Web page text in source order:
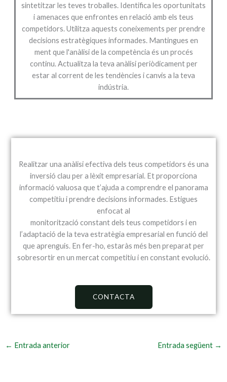
sintetitzar les teves troballes. Identifica les oportunitats
i amenaces que enfrontes en relació amb els teus
competidors. Utilitza aquests coneixements per prendre
decisions estratègiques informades. Mantingues en
ment que l'anàlisi de la competència és un procés
continu. Actualitza la teva anàlisi periòdicament per
estar al corrent de les tendències i canvis a la teva
indústria.
Realitzar una anàlisi efectiva dels teus competidors és una
inversió clau per a lèxit empresarial. Et proporciona
informació valuosa que t’ajuda a comprendre el panorama
competitiu i prendre decisions informades. Estigues
enfocat al
monitorització constant dels teus competidors i en
l’adaptació de la teva estratègia empresarial en funció del
que aprenguis. En fer-ho, estaràs més ben preparat per
sobresortir en un mercat competitiu i en constant evolució.
CONTACTA
← Entrada anterior Entrada següent →